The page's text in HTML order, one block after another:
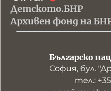
Детското.БНР
Архивен фонд на
Българско
София, бул.
тел.: